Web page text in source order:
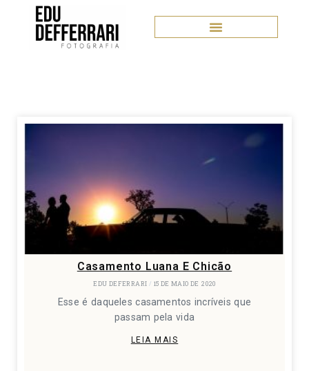
Casamento Luana E Chicão
EDU DEFERRARI 15 DE MAIO DE 2020
Esse é daqueles casamentos incríveis que
passam pela vida
LEIA MAIS